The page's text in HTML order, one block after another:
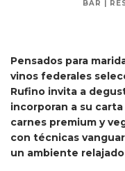
BAR |
Pensados para
vinos federales
Rufino invita a
incorporan a su
carnes premium y
con técnicas
un ambiente